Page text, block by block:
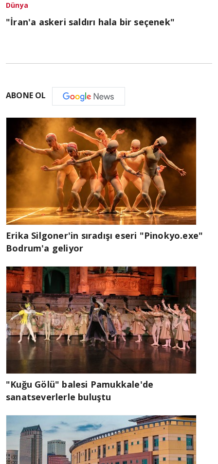
Dünya
"İran'a askeri saldırı hala bir seçenek"
ABONE OL
Erika Silgoner'in sıradışı eseri "Pinokyo.exe"
Bodrum'a geliyor
"Kuğu Gölü" balesi Pamukkale'de
sanatseverlerle buluştu